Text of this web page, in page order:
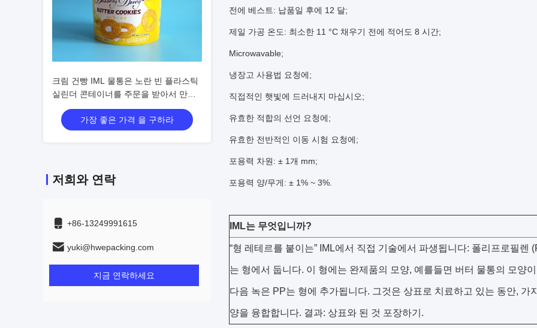
크림 건빵 IML 물통은 노란 빈 플라스틱
실린더 콘테이너를 주문을 받아서 만듭
니다
가장 좋은 가격 을 구하라
저희와 연락
+86-13249991615
yuki@hwepacking.com
지금 연락하세요
전에 베스트: 납품일 후에 12 달;
제일 가공 온도: 최소한 11 °C 채우기 전에 적어도 8 시간;
Microwavable;
냉장고 사용법 요청에;
직접적인 햇빛에 드러내지 마십시오;
유효한 적합의 선언 요청에;
유효한 전반적인 이동 시험 요청에;
포용력 차원: ± 1개 mm;
포용력 양/무게: ± 1% ~ 3%.
IML는 무엇입니까?
“형 레테르를 붙이는” IML에서 직접 기술에서 파생됩니다: 폴리프로필렌
는 형에서 둡니다. 이 형에는 완제품의 모양, 예를들면 버터 물통의 모양
다음 녹은 PP는 형에 추가됩니다. 그것은 상표로 치료하고 있는 동안, 가
양을 융합합니다. 결과: 상표와 된 것 포장하기.